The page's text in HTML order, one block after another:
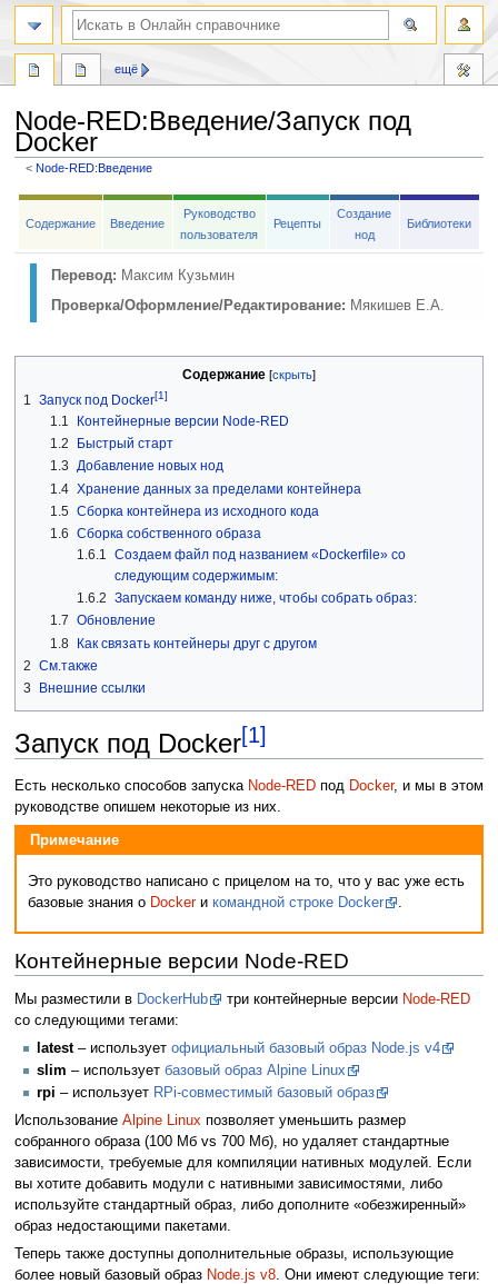
Node-RED:Введение/Запуск под
Docker
<Node-RED:Введение
Перейти
Перейти
Содержание Введение
Руководство
пользователя
Рецепты
Создание
нод
Библиотеки
Перевод: Максим Кузьмин
Проверка/Оформление/Редактирование: Мякишев Е.А.
Содержание
1 Запуск под Docker[1]
1.1
Контейнерные версии Node-RED
1.2
Быстрый старт
1.3 Добавление новых нод
1.4 Хранение данных за пределами контейнера
1.5 Сборка контейнера из исходного кода
1.6 Сборка собственного образа
1.6.1 Создаем файл под названием «Dockerfile» со
следующим содержимым:
1.6.2 Запускаем команду ниже, чтобы собрать образ:
1.7 Обновление
1.8 Как связать контейнеры друг с другом
2 См.также
3
Внешние ссылки
Запуск под Docker[1]
Есть несколько способов запуска Node-REDпод Docker, и мы в этом
руководстве опишем некоторые из них.
Примечание
Это руководство написано с прицелом на то, что у вас уже есть
базовые знания о Dockerи командной строке Docker .
Контейнерные версии Node-RED
Мы разместили в DockerHub три контейнерные версии Node-RED
со следующими тегами:
latest– использует официальный базовый образ Node.js v4
slim – использует базовый образ Alpine Linux
rpi – использует RPi-совместимый базовый образ
Использование Alpine Linux позволяет уменьшить размер
собранного образа (100 Мб vs 700 Мб), но удаляет стандартные
зависимости, требуемые для компиляции нативных модулей. Если
вы хотите добавить модули с нативными зависимостями, либо
используйте стандартный образ, либо дополните «обезжиренный»
образ недостающими пакетами.
Теперь также доступны дополнительные образы, использующие
более новый базовый образ Node.js v8. Они имеют следующие теги:
ещё